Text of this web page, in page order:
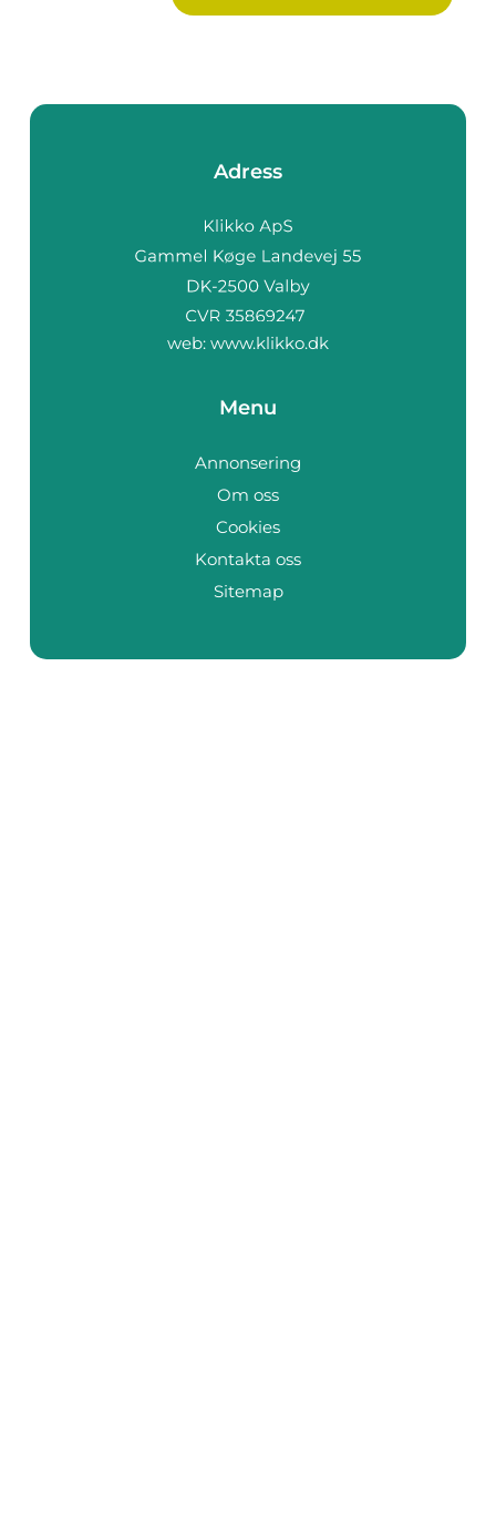
Adress
web: www.klikko.dk
Menu
Annonsering
Om oss
Cookies
Kontakta oss
Sitemap